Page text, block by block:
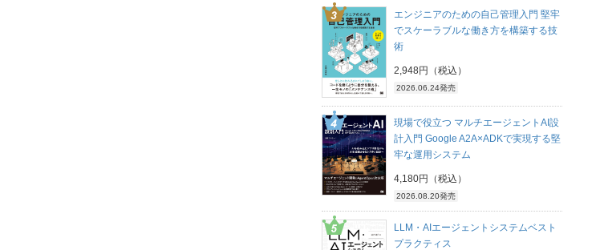
エンジニアのための自己管理入門 堅牢
でスケーラブルな働き方を構築する技
術
2,948円（税込）
2026.06.24発売
現場で役立つ マルチエージェントAI設
計入門 Google A2A×ADKで実現する堅
牢な運用システム
4,180円（税込）
2026.08.20発売
LLM・AIエージェントシステムベスト
プラクティス